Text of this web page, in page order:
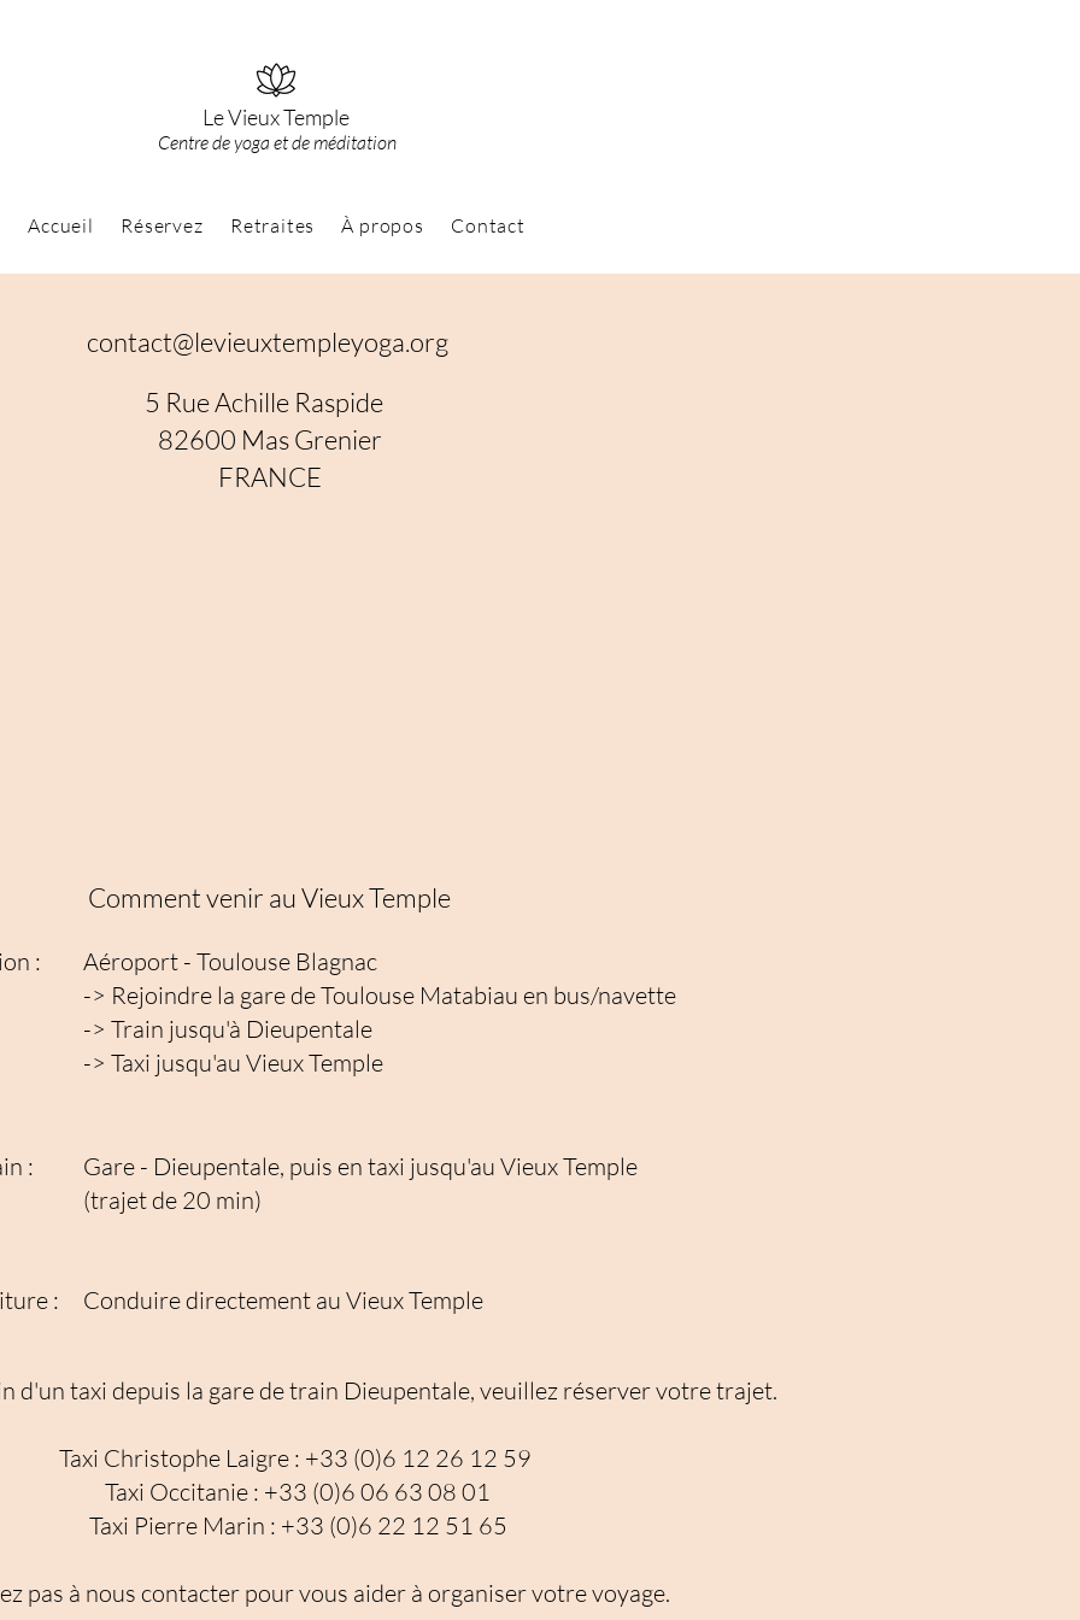
Centre de yoga et de méditation
Le Vieux Temple
Accueil Réservez Retraites À propos Contact
contact@levieuxtempleyoga.org
5 Rue Achille Raspide
82600 Mas Grenier
FRANCE
Comment venir au Vieux Temple
:
Aéroport - Toulouse Blagnac
-> Rejoindre la gare de Toulouse Matabiau en bus/navette
-> Train jusqu'à Dieupentale
-> Taxi jusqu'au Vieux Temple
:
Gare - Dieupentale, puis en taxi jusqu'au Vieux Temple
(trajet de 20 min)
: Conduire directement au Vieux Temple
d'un taxi depuis la gare de train Dieupentale, veuillez réserver votre trajet.
Taxi Christophe Laigre : +33 (0)6 12 26 12 59
Taxi Occitanie : +33 (0)6 06 63 08 01
Taxi Pierre Marin : +33 (0)6 22 12 51 65
pas à nous contacter pour vous aider à organiser votre voyage.